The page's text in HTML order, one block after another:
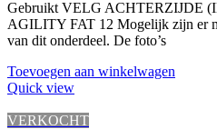
Gebruikt VELG ACHTERZIJDE
AGILITY FAT 12 Mogelijk zijn er
van dit onderdeel. De foto’s
Toevoegen aan winkelwagen
Quick view
VERKOCHT